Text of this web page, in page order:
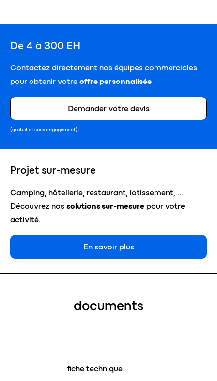
De 4 à 300 EH
Contactez directement nos équipes commerciales
pour obtenir votre offre personnalisée
Demander votre devis
(gratuit et sans engagement)
Projet sur-mesure
Camping, hôtellerie, restaurant, lotissement, …
Découvrez nos solutions sur-mesure pour votre
activité.
En savoir plus
documents
fiche technique